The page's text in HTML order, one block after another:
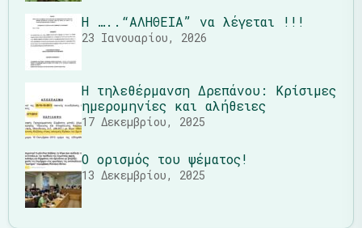
Η …..“ΑΛΗΘΕΙΑ” να λέγεται !!!
23 Ιανουαρίου, 2026
Η τηλεθέρμανση Δρεπάνου: Κρίσιμες
ημερομηνίες και αλήθειες
17 Δεκεμβρίου, 2025
Ο ορισμός του ψέματος!
13 Δεκεμβρίου, 2025